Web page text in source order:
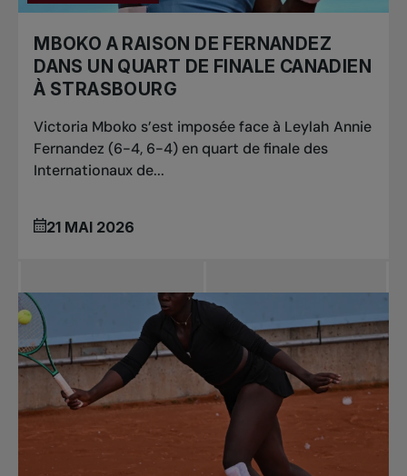
MBOKO A RAISON DE FERNANDEZ
DANS UN QUART DE FINALE CANADIEN
À STRASBOURG
Victoria Mboko s’est imposée face à Leylah Annie
Fernandez (6-4, 6-4) en quart de finale des
Internationaux de...
21 MAI 2026